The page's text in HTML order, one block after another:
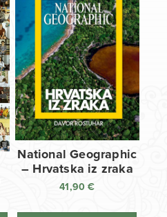
National Geographic
– Hrvatska iz zraka
41,90€